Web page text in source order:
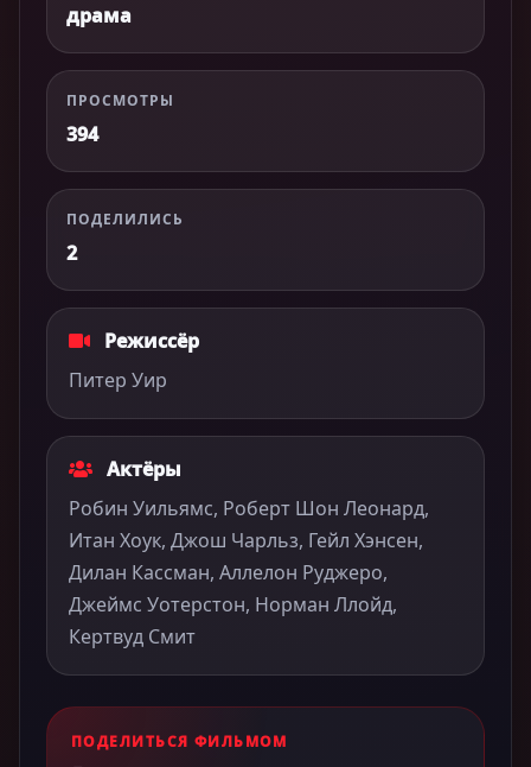
драма
ПРОСМОТРЫ
394
ПОДЕЛИЛИСЬ
2
Режиссёр
Питер Уир
Актёры
Робин Уильямс, Роберт Шон Леонард,
Итан Хоук, Джош Чарльз, Гейл Хэнсен,
Дилан Кассман, Аллелон Руджеро,
Джеймс Уотерстон, Норман Ллойд,
Кертвуд Смит
ПОДЕЛИТЬСЯ ФИЛЬМОМ